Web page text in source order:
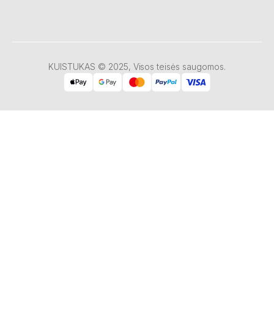
KUISTUKAS © 2025, Visos teisės saugomos.